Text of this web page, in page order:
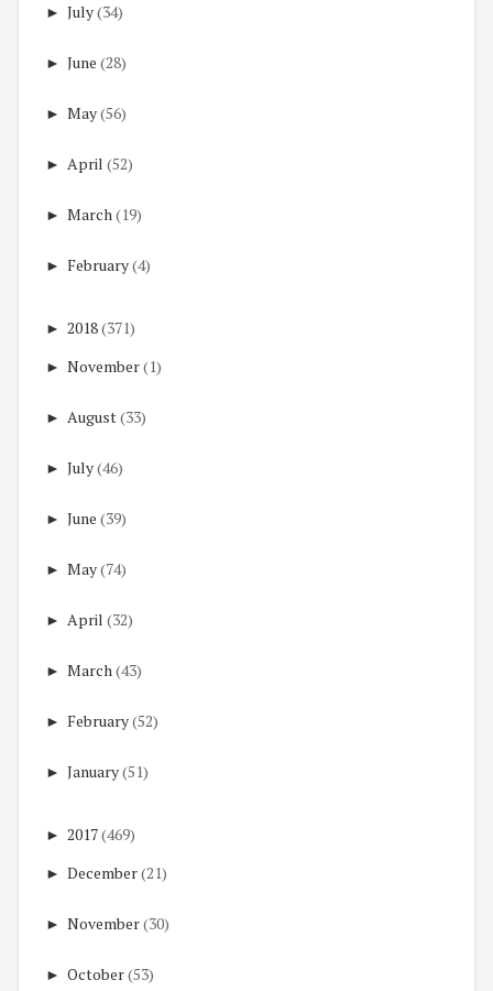
► July(34)
► June (28)
► May(56)
► April (52)
► March(19)
► February(4)
► 2018(371)
► November(1)
► August(33)
► July(46)
► June (39)
► May(74)
► April (32)
► March(43)
► February(52)
► January(51)
► 2017(469)
► December(21)
► November(30)
► October(53)